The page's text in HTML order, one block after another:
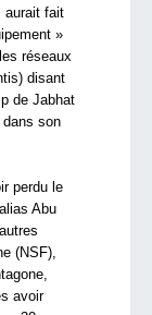
aurait fait
»
réseaux
disant
de Jabhat
son
perdu le
Abu
(NSF),
avoir